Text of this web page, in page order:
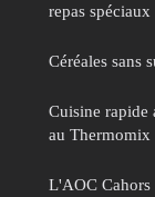
repas spéciaux
Céréales sans
Cuisine rapide
au Thermomix
L'AOC Cahors